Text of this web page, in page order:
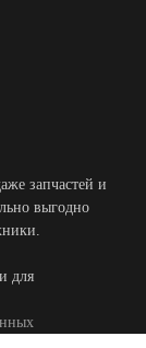
запчастей и
выгодно
для